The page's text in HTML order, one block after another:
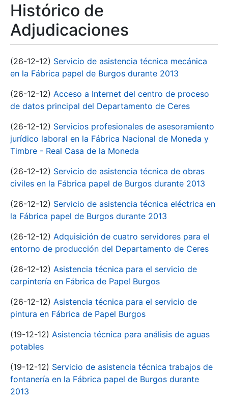
Histórico de
Adjudicaciones
(26-12-12) Servicio de asistencia técnica mecánica
en la Fábrica papel de Burgos durante 2013
(26-12-12) Acceso a Internet del centro de proceso
de datos principal del Departamento de Ceres
(26-12-12) Servicios profesionales de asesoramiento
jurídico laboral en la Fábrica Nacional de Moneda y
Timbre - Real Casa de la Moneda
(26-12-12) Servicio de asistencia técnica de obras
civiles en la Fábrica papel de Burgos durante 2013
(26-12-12) Servicio de asistencia técnica eléctrica en
la Fábrica papel de Burgos durante 2013
(26-12-12) Adquisición de cuatro servidores para el
entorno de producción del Departamento de Ceres
(26-12-12) Asistencia técnica para el servicio de
carpintería en Fábrica de Papel Burgos
(26-12-12) Asistencia técnica para el servicio de
pintura en Fábrica de Papel Burgos
(19-12-12) Asistencia técnica para análisis de aguas
potables
(19-12-12) Servicio de asistencia técnica trabajos de
fontanería en la Fábrica papel de Burgos durante
2013